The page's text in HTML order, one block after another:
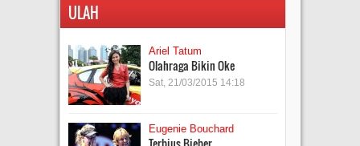
ULAH
Ariel Tatum
Olahraga Bikin Oke
Sat, 21/03/2015 14:18
Eugenie Bouchard